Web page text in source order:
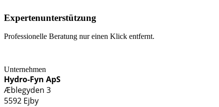
Expertenunterstützung
Professionelle Beratung nur einen Klick entfernt.
Unternehmen
Hydro-Fyn ApS
Æblegyden 3
5592 Ejby